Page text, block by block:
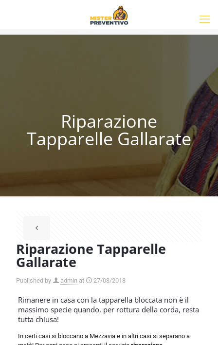
Riparazione
Tapparelle Gallarate
Riparazione Tapparelle
Gallarate
Published by admin at 27/03/2018
Rimanere in casa con la tapparella bloccata non è il
massimo specie quando, per rottura della corda, resta
tutta chiusa!
In certi casi si bloccano a Mezzavia e in altri casi si separano a